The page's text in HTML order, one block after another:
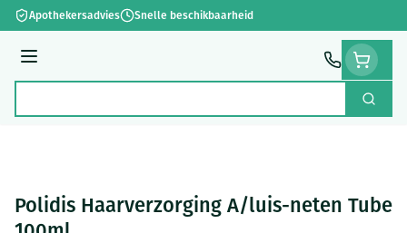
Ga naar de inhoud
Apothekersadvies Snelle beschikbaarheid
Menu
Zoek
Polidis Haarverzorging A/luis-neten Tube